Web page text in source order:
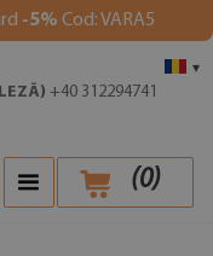
-5% Cod: VARA5
▾
+40 312294741
(0)